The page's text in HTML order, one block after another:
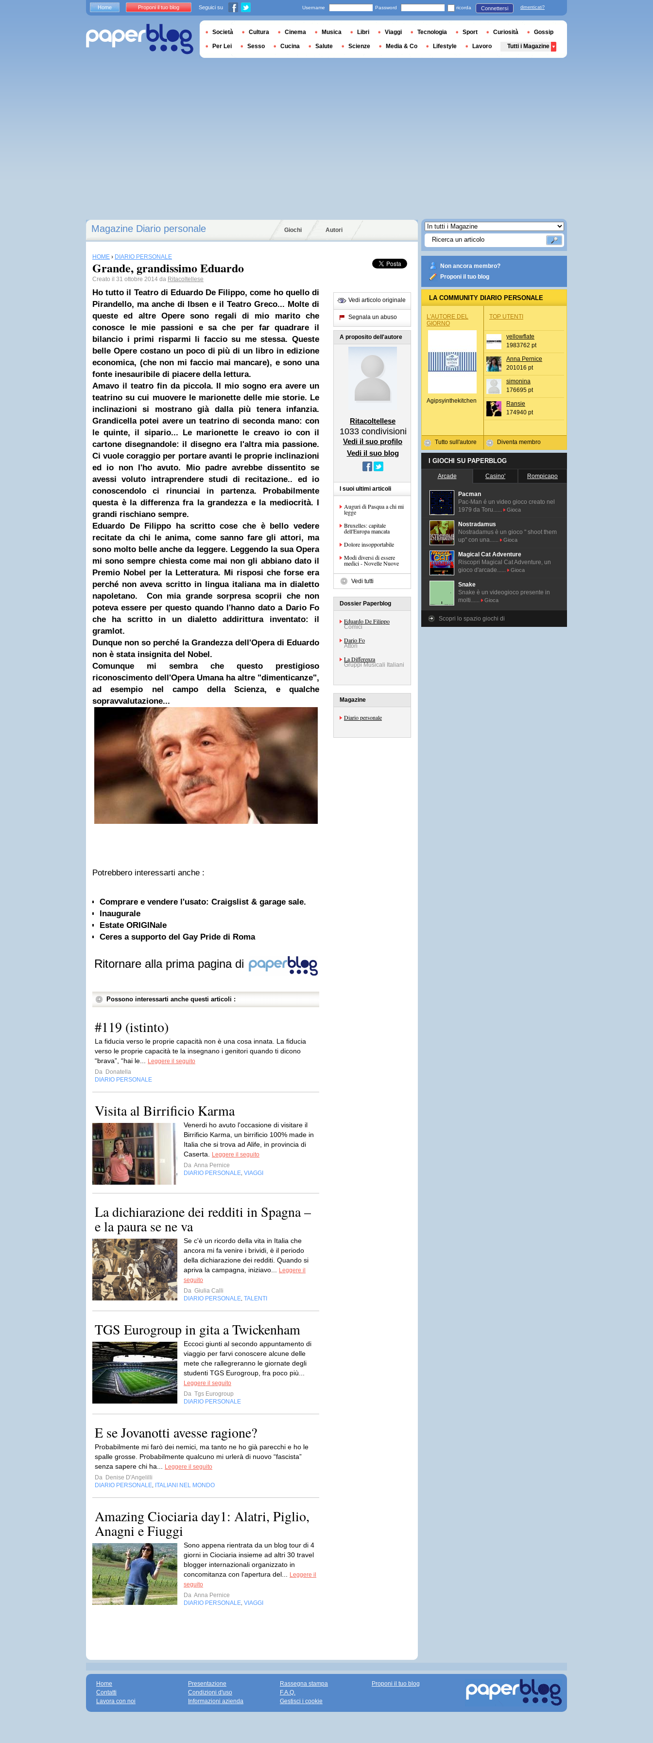
Magazine Diario personale Giochi Autori
HOME › DIARIO PERSONALE
Grande, grandissimo Eduardo
Creato il 31 ottobre 2014 da Ritacoltellese
Ho tutto il Teatro di Eduardo De Filippo, come ho quello di
Pirandello, ma anche di Ibsen e il Teatro Greco... Molte di
queste ed altre Opere sono regali di mio marito che
conosce le mie passioni e sa che per far quadrare il
bilancio i primi risparmi li faccio su me stessa. Queste
belle Opere costano un poco di più di un libro in edizione
economica, (che non mi faccio mai mancare), e sono una
fonte inesauribile di piacere della lettura.
Amavo il teatro fin da piccola. Il mio sogno era avere un
teatrino su cui muovere le marionette delle mie storie. Le
inclinazioni si mostrano già dalla più tenera infanzia.
Grandicella potei avere un teatrino di seconda mano: con
le quinte, il sipario... Le marionette le creavo io con il
cartone disegnandole: il disegno era l'altra mia passione.
Ci vuole coraggio per portare avanti le proprie inclinazioni
ed io non l'ho avuto. Mio padre avrebbe dissentito se
avessi voluto intraprendere studi di recitazione.. ed io
conoscendolo ci rinunciai in partenza.
Probabilmente
questa è la differenzafra la grandezza e la mediocrità. I
grandi rischiano sempre.
Eduardo De Filippo ha scritto cose che è bello vedere
recitate da chi le anima, come sanno fare gli attori, ma
sono molto belle anche da leggere. Leggendo la sua Opera
mi sono sempre chiesta come mai non gli abbiano dato il
Premio Nobel per la Letteratura. Mi risposi che forse era
perché non aveva scritto in lingua italiana ma in dialetto
napoletano.
Con mia grande sorpresa scoprii che non
poteva essere per questo quando l'hanno dato a Dario Fo
che ha scritto in un dialetto addirittura inventato: il
gramlot.
Dunque non so perché la Grandezza dell'Opera di Eduardo
non è stata insignita del Nobel.
Comunque mi sembra che questo prestigioso
riconoscimento dell'Opera Umana ha altre "dimenticanze",
ad esempio nel campo della Scienza, e qualche
sopravvalutazione...
Potrebbero interessarti anche :
Comprare e vendere l'usato: Craigslist & garage sale.
Inaugurale
Estate ORIGINale
Ceres a supporto del Gay Pride di Roma
Ritornare alla prima pagina di
Possono interessarti anche questi articoli :
#119 (istinto)
La fiducia verso le proprie capacità non è una cosa innata. La fiducia
verso le proprie capacità te la insegnano i genitori quando ti dicono
“brava”, “hai le...
Leggere il seguito
Da Donatella
DIARIO PERSONALE
Visita al Birrificio Karma
Venerdi ho avuto l'occasione di visitare il
Birrificio Karma, un birrificio 100% made in
Italia che si trova ad Alife, in provincia di
Caserta.
Leggere il seguito
Da Anna Pernice
DIARIO PERSONALE VIAGGI
La dichiarazione dei redditi in Spagna –
e la paura se ne va
Se c'è un ricordo della vita in Italia che
ancora mi fa venire i brividi, è il periodo
della dichiarazione dei redditi. Quando si
apriva la campagna, iniziavo...
Leggere il
seguito
Da Giulia Calli
DIARIO PERSONALE TALENTI
TGS Eurogroup in gita a Twickenham
Eccoci giunti al secondo appuntamento di
viaggio per farvi conoscere alcune delle
mete che rallegreranno le giornate degli
studenti TGS Eurogroup, fra poco più...
Leggere il seguito
Da Tgs Eurogroup
DIARIO PERSONALE
E se Jovanotti avesse ragione?
Probabilmente mi farò dei nemici, ma tanto ne ho già parecchi e ho le
spalle grosse. Probabilmente qualcuno mi urlerà di nuovo “fascista”
senza sapere chi ha...
Leggere il seguito
Da Denise D'Angelilli
DIARIO PERSONALE
ITALIANI NEL MONDO
Amazing Ciociaria day1: Alatri, Piglio,
Anagni e Fiuggi
Sono appena rientrata da un blog tour di 4
giorni in Ciociaria insieme ad altri 30 travel
blogger internazionali organizzato in
concomitanza con l'apertura del...
Leggere il
seguito
Da Anna Pernice
DIARIO PERSONALE VIAGGI
Vedi articolo originale
Segnala un abuso
A proposito dell'autore
Ritacoltellese
1033 condivisioni
Vedi il suo profilo
Vedi il suo blog
I suoi ultimi articoli
Auguri di Pasqua a chi mi
legge
Bruxelles: capitale
dell'Europa mancata
Dolore insopportabile
Modi diversi di essere
medici - Novelle Nuove
Vedi tutti
Dossier Paperblog
Eduardo De Filippo
Comici
Dario Fo
Attori
La Differenza
Gruppi Musicali Italiani
Magazine
Diario personale
Non ancora membro?
Proponi il tuo blog
LA COMMUNITY DIARIO PERSONALE
L'AUTORE DEL
GIORNO
Agipsyinthekitchen
Tutto sull'autore
TOP UTENTI
yellowflate
1983762 pt
Anna Pernice
201016 pt
simonina
176695 pt
Ransie
174940 pt
Diventa membro
I GIOCHI SU PAPERBLOG
Arcade Casino' Rompicapo
Pacman
Pac-Man é un video gioco creato nel
1979 da Toru......
Gioca
Nostradamus
Nostradamus è un gioco " shoot them
up" con una......
Gioca
Magical Cat Adventure
Riscopri Magical Cat Adventure, un
gioco d'arcade......
Gioca
Snake
Snake è un videogioco presente in
molti......
Gioca
Scopri lo spazio giochi di
Home Proponi il tuo blog Seguici su Username Password ricorda Connettersi dimenticati?
Società Cultura Cinema Musica Libri Viaggi Tecnologia Sport Curiosità Gossip
Per Lei Sesso Cucina Salute Scienze Media & Co Lifestyle Lavoro Tutti i Magazine
Home
Contatti
Lavora con noi
Presentazione
Condizioni d'uso
Informazioni azienda
Rassegna stampa
F.A.Q.
Gestisci i cookie
Proponi il tuo blog